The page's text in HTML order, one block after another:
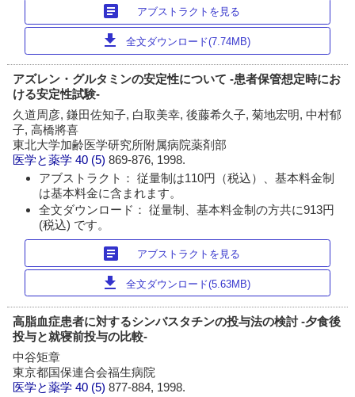
article アブストラクトを見る
download 全文ダウンロード(7.74MB)
アズレン・グルタミンの安定性について -患者保管想定時にお
ける安定性試験-
久道周彦, 鎌田佐知子, 白取美幸, 後藤希久子, 菊地宏明, 中村郁
子, 高橋將喜
東北大学加齢医学研究所附属病院薬剤部
医学と薬学 40 (5)869-876, 1998.
アブストラクト： 従量制は110円（税込）、基本料金制
は基本料金に含まれます。
全文ダウンロード： 従量制、基本料金制の方共に913円
(税込) です。
article アブストラクトを見る
download 全文ダウンロード(5.63MB)
高脂血症患者に対するシンバスタチンの投与法の検討 -夕食後
投与と就寝前投与の比較-
中谷矩章
東京都国保連合会福生病院
医学と薬学 40 (5)877-884, 1998.